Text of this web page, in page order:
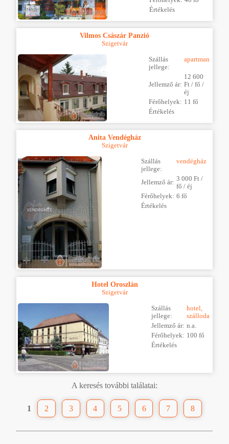
Értékelés
Vilmos Császár Panzió
Szigetvár
Szállás
jellege:
apartman
Jellemző ár:
12 600
Ft / fő /
éj
Férőhelyek: 11 fő
Értékelés
Anita Vendégház
Szigetvár
Szállás
jellege:
vendégház
Jellemző ár: 3 000 Ft /
fő / éj
Férőhelyek: 6 fő
Értékelés
Hotel Oroszlán
Szigetvár
Szállás
jellege:
hotel,
szálloda
Jellemző ár: n.a.
Férőhelyek: 100 fő
Értékelés
A keresés további találatai:
1 2 3 4 5 6 7 8